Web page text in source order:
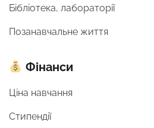
Бібліотека, лабораторії
Позанавчальне життя
Фінанси
Ціна навчання
Стипендії